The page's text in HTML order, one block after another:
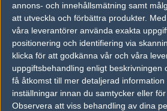
annons- och innehållsmätning samt
att utveckla och förbättra produkter.
våra leverantörer använda exakta
positionering och identifiering via
klicka för att godkänna vår och våra
uppgiftsbehandling enligt beskrivningen
få åtkomst till mer detaljerad
inställningar innan du samtycker eller
Observera att viss behandling av dina
Tipset
Du måste vara inloggad för att kunna
match. Har du inget konto?Registrera dig
x6tence
50%